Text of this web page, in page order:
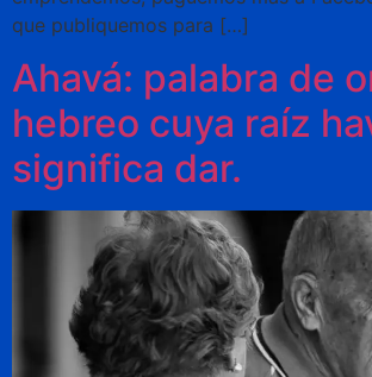
que publiquemos para […]
Ahavá: palabra de
hebreo cuya raíz
significa dar.